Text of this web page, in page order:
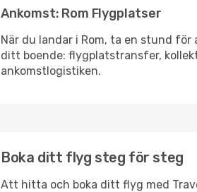
Ankomst: Rom Flygplatser
När du landar i Rom, ta en stund
ditt boende: flygplatstransfer,
ankomstlogistiken.
Boka ditt flyg steg för steg
Att hitta och boka ditt flyg med